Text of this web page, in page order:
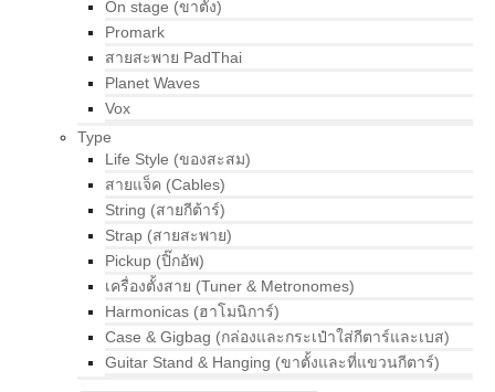
On stage (ขาตั้ง)
Promark
สายสะพาย PadThai
Planet Waves
Vox
Type
Life Style (ของสะสม)
สายแจ็ค (Cables)
String (สายกีต้าร์)
Strap (สายสะพาย)
Pickup (ปิ๊กอัพ)
เครื่องตั้งสาย (Tuner & Metronomes)
Harmonicas (ฮาโมนิการ์)
Case & Gigbag (กล่องและกระเป๋าใส่กีตาร์และเบส)
Guitar Stand & Hanging (ขาตั้งและที่แขวนกีตาร์)